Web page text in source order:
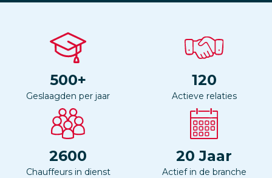
500+
Geslaagden per jaar
120
Actieve relaties
2600
Chauffeurs in dienst
20 Jaar
Actief in de branche